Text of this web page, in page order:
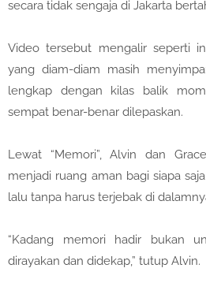
secara tidak sengaja di Jakarta
Video tersebut mengalir seperti
yang diam-diam masih
lengkap dengan kilas balik
sempat benar-benar dilepaskan.
Lewat “Memori”, Alvin dan
menjadi ruang aman bagi siapa
lalu tanpa harus terjebak di
“Kadang memori hadir bukan
dirayakan dan didekap,” tutup Alvin.